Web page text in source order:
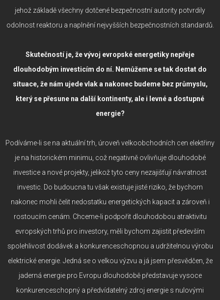
jehož základě všechny dotčené bezpečnostní autority potvrdily
odolnost reaktoru a naplnění nejvyšších bezpečnostních standardů.
Skutečností je, že vývoj evropské energetiky nepřeje
dlouhodobým investicím do ní. Nemůžeme se tak dostat do
situace, že nám ujede vlak a nakonec budeme bez průmyslu,
který se přesune na další kontinenty, ale i levné a dostupné
energie?
Podíváme-li se na aktuální trh, úroveň velkoobchodních cen elektřiny
je na historickém minimu, což negativně ovlivňuje dlouhodobé
investice a nové projekty, jelikož tyto ceny nezajišťují návratnost
investic. Do budoucna tu však existuje jisté riziko, že bychom
nakonec mohli čelit nedostatku energetických kapacit a zároveň i
rostoucím cenám. Chceme-li podpořit dlouhodobou atraktivitu
evropských trhů pro investory, měli bychom zajistit především
spolehlivost dodávek a konkurenceschopnou a udržitelnou výrobu
elektrické energie. Jedná se o velkou výzvu a já jsem přesvědčen, že
jaderná energie pro Evropu dlouhodobě představuje vysoce
konkurenceschopný a předvídatelný zdroj energie s nulovými